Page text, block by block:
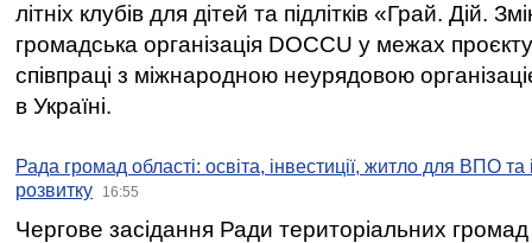
літніх клубів для дітей та підлітків «Грай. Дій.
громадська організація DOCCU у межах
співпраці з міжнародною неурядовою
в Україні.
Рада громад області: освіта, інвестиції, житло для ВПО
розвитку
16:55
Чергове засідання Ради територіальних громад